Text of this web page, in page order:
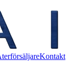
Kontakt